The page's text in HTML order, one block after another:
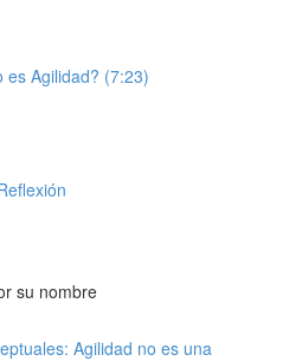
es Agilidad? (7:23)
su nombre
Agilidad no es una